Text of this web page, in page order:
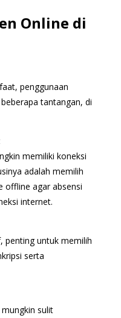
Online di
penggunaan
tantangan, di
memiliki koneksi
adalah memilih
offline agar absensi
internet.
penting untuk memilih
serta
sulit